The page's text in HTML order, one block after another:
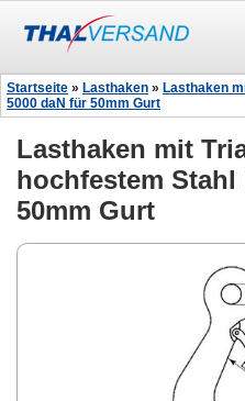
Startseite » Lasthaken » Lasthaken
5000 daN für 50mm Gurt
Lasthaken mit
hochfestem Stahl
50mm Gurt